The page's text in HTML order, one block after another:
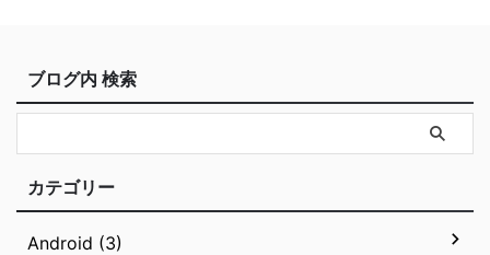
ブログ内 検索
カテゴリー
Android (3)